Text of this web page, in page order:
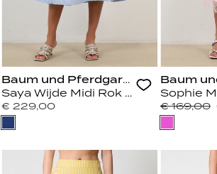
Baum und Pferdgarten
Saya Wijde Midi Rok Kentucky Blue
€ 229,00
Baum
Sophie
€ 169,00